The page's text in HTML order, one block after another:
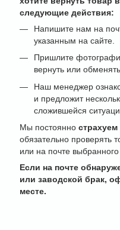
следующие действия:
Напишите нам на
указанным на сайте.
Пришлите
вернуть или
Наш менеджер
и предложит
сложившейся
Мы постоянно страхуем
обязательно проверять
или на почте выбранного
Если на почте
или заводской брак,
месте.